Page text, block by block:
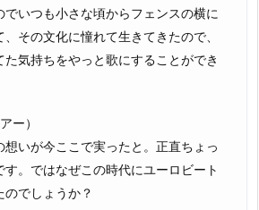
でいつも小さな頃からフェンスの横に
その文化に憧れて生きてきたので、
た気持ちをやっと歌にすることができ
ー）
想いが今ここで実ったと。正直ちょっ
す。ではなぜこの時代にユーロビート
のでしょうか？